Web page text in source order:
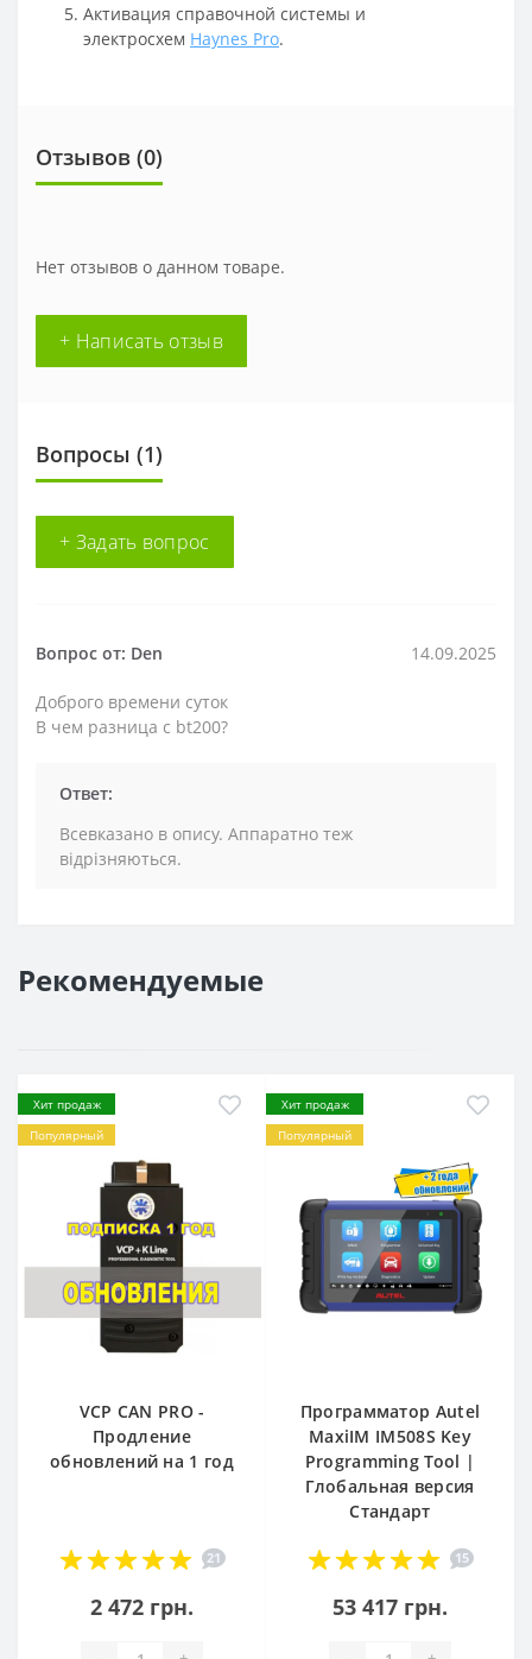
Активация справочной системы и
электросхем Haynes Pro.
Отзывов (0)
Нет отзывов о данном товаре.
+ Написать отзыв
Вопросы (1)
+ Задать вопрос
Вопрос от: Den 14.09.2025
Доброго времени суток
В чем разница с bt200?
Ответ:
Всевказано в опису. Аппаратно теж
відрізняються.
Рекомендуемые
Хит продаж
Популярный
VCP CAN PRO -
Продление
обновлений на 1 год
21
2 472 грн.
Хит продаж
Популярный
Программатор Autel
MaxiIM IM508S Key
Programming Tool |
Глобальная версия
Стандарт
15
53 417 грн.